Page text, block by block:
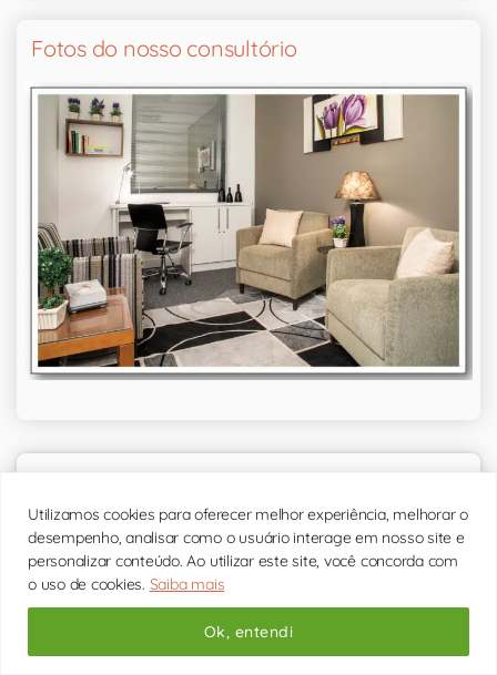
Utilizamos cookies para oferecer melhor experiência, melhorar o
desempenho, analisar como o usuário interage em nosso site e
personalizar conteúdo. Ao utilizar este site, você concorda com
o uso de cookies. Saiba mais
Ok, entendi
Fotos do nosso consultório
Sobre Psicólogo e Terapia